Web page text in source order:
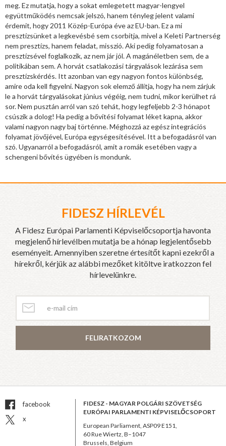
meg. Ez mutatja, hogy a sokat emlegetett magyar-lengyel
együttműködés nemcsak jelszó, hanem tényleg jelent valami
érdemit, hogy 2011 Közép-Európa éve az EU-ban. Ez a mi
presztízsünket a legkevésbé sem csorbítja, mivel a Keleti Partnerség
nem presztízs, hanem feladat, misszió. Aki pedig folyamatosan a
presztízsével foglalkozik, az nem jár jól. A magánéletben sem, de a
politikában sem. A horvát csatlakozási tárgyalások lezárása sem
presztízskérdés. Itt azonban van egy nagyon fontos különbség,
amire oda kell figyelni. Nagyon sok elemző állítja, hogy ha nem zárjuk
le a horvát tárgyalásokat június végéig, nem tudni, mikor kerülhet rá
sor. Nem pusztán arról van szó tehát, hogy legfeljebb 2-3 hónapot
csúszik a dolog! Ha pedig a bővítési folyamat léket kapna, akkor
valami nagyon nagy baj történne. Méghozzá az egész integrációs
folyamat jövőjével, Európa egységesítésével. Itt a befogadásról van
szó. Ugyanarról a befogadásról, amit a romák esetében vagy a
schengeni bővítés ügyében is mondunk.
FIDESZ HÍRLEVÉL
A Fidesz Európai Parlamenti Képviselőcsoportja havonta
megjelenő hírlevélben mutatja be a hónap legjelentősebb
eseményeit. Amennyiben szeretne értesítőt kapni ezekről a
hírekről, kérjük az alábbi mezőket kitöltve iratkozzon fel
hírlevelünkre.
FELIRATKOZOM
facebook
x
FIDESZ - MAGYAR POLGÁRI SZÖVETSÉG
EURÓPAI PARLAMENTI KÉPVISELŐCSOPORT
European Parliament, ASP09 E151,
60 Rue Wiertz, B–1047
Brussels, Belgium